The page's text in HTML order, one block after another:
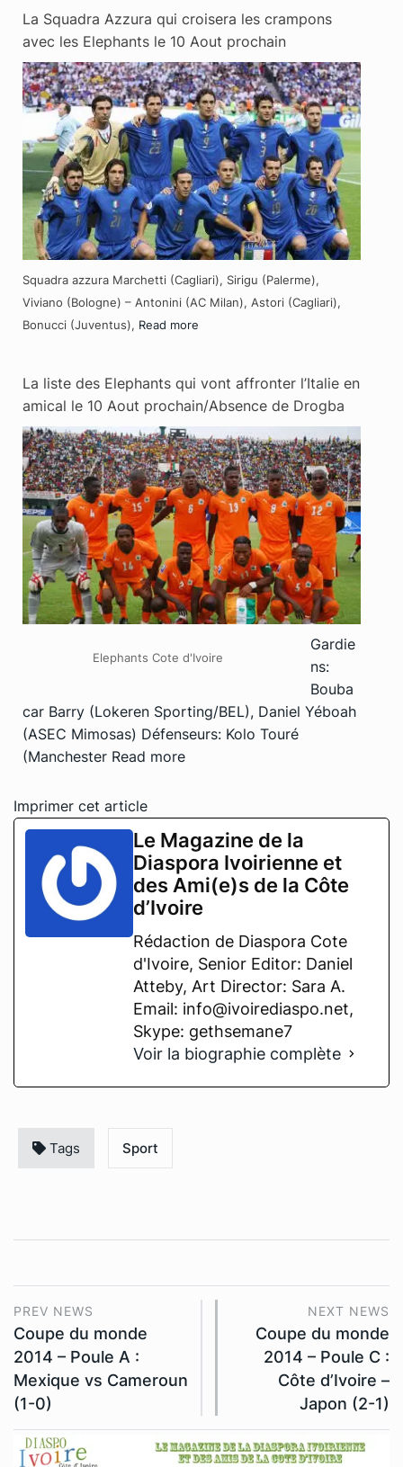
La Squadra Azzura qui croisera les crampons
avec les Elephants le 10 Aout prochain
Squadra azzura Marchetti (Cagliari), Sirigu (Palerme),
Viviano (Bologne) – Antonini (AC Milan), Astori (Cagliari),
Bonucci (Juventus), Read more
La liste des Elephants qui vont affronter l’Italie en
amical le 10 Aout prochain/Absence de Drogba
Elephants Cote d'Ivoire
Gardie
ns:
Bouba
car Barry (Lokeren Sporting/BEL), Daniel Yéboah
(ASEC Mimosas) Défenseurs: Kolo Touré
(Manchester Read more
Imprimer cet article
Le Magazine de la
Diaspora Ivoirienne et
des Ami(e)s de la Côte
d’Ivoire
Rédaction de Diaspora Cote
d'Ivoire, Senior Editor: Daniel
Atteby, Art Director: Sara A.
Email: info@ivoirediaspo.net,
Skype: gethsemane7
Voir la biographie complète
Tags Sport
PREV NEWS
Coupe du monde
2014 – Poule A :
Mexique vs Cameroun
(1-0)
NEXT NEWS
Coupe du monde
2014 – Poule C :
Côte d’Ivoire –
Japon (2-1)